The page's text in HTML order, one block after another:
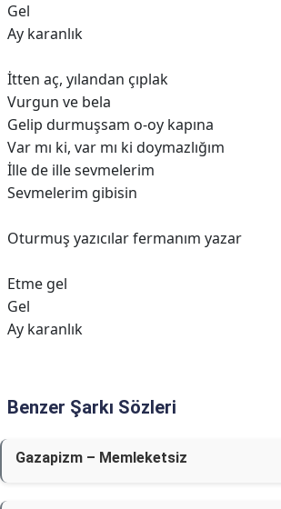
Gel
Ay karanlık
İtten aç, yılandan çıplak
Vurgun ve bela
Gelip durmuşsam o-oy kapına
Var mı ki, var mı ki doymazlığım
İlle de ille sevmelerim
Sevmelerim gibisin
Oturmuş yazıcılar fermanım yazar
Etme gel
Gel
Ay karanlık
Benzer Şarkı Sözleri
Gazapizm – Memleketsiz